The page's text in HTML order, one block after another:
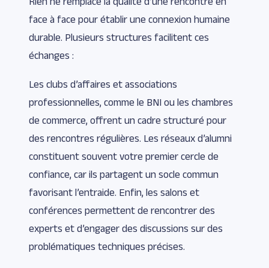
face à face pour établir une connexion humaine
durable. Plusieurs structures facilitent ces
échanges :
Les clubs d’affaires et associations
professionnelles, comme le BNI ou les chambres
de commerce, offrent un cadre structuré pour
des rencontres régulières. Les réseaux d’alumni
constituent souvent votre premier cercle de
confiance, car ils partagent un socle commun
favorisant l’entraide. Enfin, les salons et
conférences permettent de rencontrer des
experts et d’engager des discussions sur des
problématiques techniques précises.